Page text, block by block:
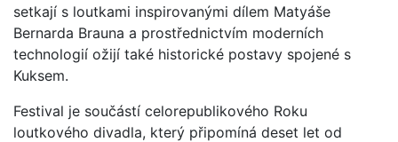
setkají s loutkami inspirovanými dílem Matyáše
Bernarda Brauna a prostřednictvím moderních
technologií ožijí také historické postavy spojené s
Kuksem.
Festival je součástí celorepublikového Roku
loutkového divadla, který připomíná deset let od